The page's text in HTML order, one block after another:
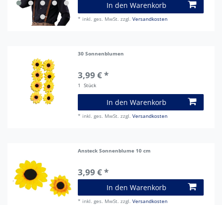
In den Warenkorb
* inkl. ges. MwSt. zzgl.Versandkosten
30 Sonnenblumen
3,99 € *
1 Stück
In den Warenkorb
* inkl. ges. MwSt. zzgl.Versandkosten
Ansteck Sonnenblume 10 cm
3,99 € *
In den Warenkorb
* inkl. ges. MwSt. zzgl.Versandkosten